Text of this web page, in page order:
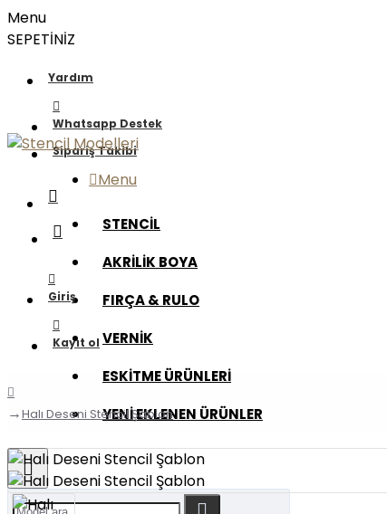
Menu
SEPETİNİZ
Yardım
Whatsapp Destek
Sipariş Takibi
Menu
STENCİL
AKRİLİK BOYA
FIRÇA & RULO
VERNİK
ESKİTME ÜRÜNLERİ
YENI EKLENEN ÜRÜNLER
Giriş
Kayıt ol
Halı Deseni Stencil Şablon